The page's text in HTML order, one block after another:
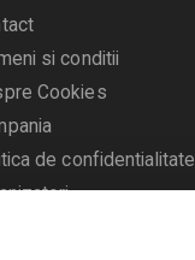
si conditii
Cookies
de confidentialitate